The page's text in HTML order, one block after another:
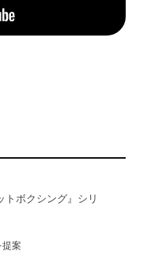
トボクシング』シリ
案